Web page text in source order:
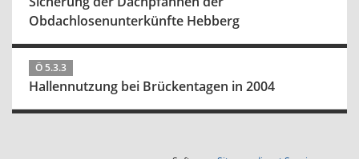
Obdachlosenunterkünfte Hebberg
Ö 5.3.3
Hallennutzung bei Brückentagen in 2004